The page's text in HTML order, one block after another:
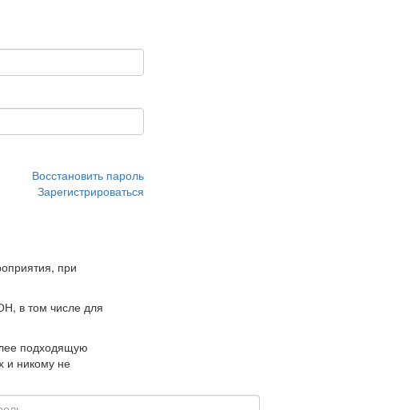
Восстановить пароль
Зарегистрироваться
при
в том числе для
подходящую
и никому не